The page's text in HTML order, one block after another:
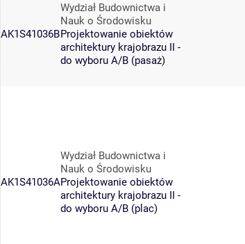
AK1S41036B
Wydział Budownictwa i
Nauk o Środowisku
Projektowanie obiektów
architektury krajobrazu II -
do wyboru A/B (pasaż)
AK1S41036A
Wydział Budownictwa i
Nauk o Środowisku
Projektowanie obiektów
architektury krajobrazu II -
do wyboru A/B (plac)